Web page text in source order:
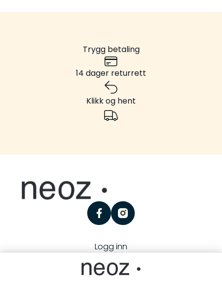
Trygg betaling
14 dager returrett
Klikk og hent
facebookinstagram
Logg inn
Kjøpsbetingelser